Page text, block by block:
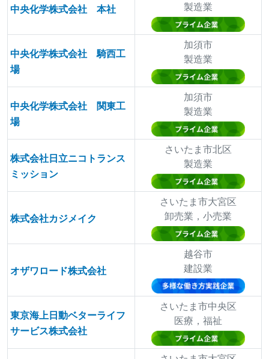
中央化学株式会社 本社
製造業
中央化学株式会社 騎西工
場
加須市
製造業
中央化学株式会社 関東工
場
加須市
製造業
株式会社日立ニコトランス
ミッション
さいたま市北区
製造業
株式会社カジメイク
さいたま市大宮区
卸売業，小売業
オザワロード株式会社
越谷市
建設業
東京海上日動ベターライフ
サービス株式会社
さいたま市中央区
医療，福祉